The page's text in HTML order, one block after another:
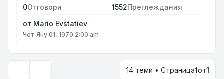
0Отговори 1552Преглеждания
от Mario Evstatiev
Чет Яну 01, 1970 2:00 am
Опции за показване и сортиране14 теми • Страница1от1